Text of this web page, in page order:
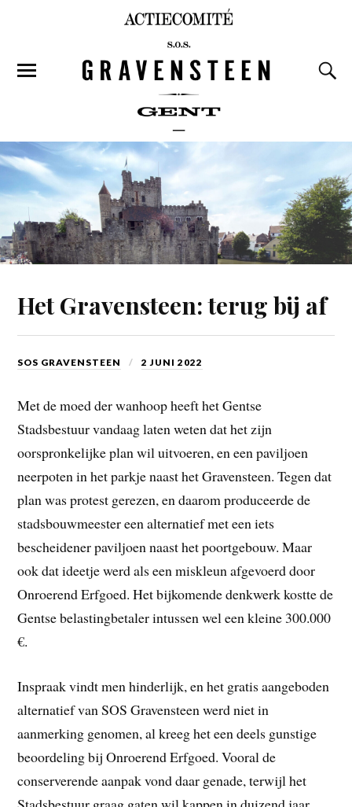
Het Gravensteen: terug bij af
SOS GRAVENSTEEN 2 JUNI 2022
Met de moed der wanhoop heeft het Gentse
Stadsbestuur vandaag laten weten dat het zijn
oorspronkelijke plan wil uitvoeren, en een paviljoen
neerpoten in het parkje naast het Gravensteen. Tegen dat
plan was protest gerezen, en daarom produceerde de
stadsbouwmeester een alternatief met een iets
bescheidener paviljoen naast het poortgebouw. Maar
ook dat ideetje werd als een miskleun afgevoerd door
Onroerend Erfgoed. Het bijkomende denkwerk kostte de
Gentse belastingbetaler intussen wel een kleine 300.000
€.
Inspraak vindt men hinderlijk, en het gratis aangeboden
alternatief van SOS Gravensteen werd niet in
aanmerking genomen, al kreeg het een deels gunstige
beoordeling bij Onroerend Erfgoed. Vooral de
conserverende aanpak vond daar genade, terwijl het